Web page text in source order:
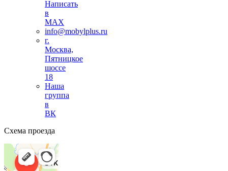
Написать
в
MAX
info@mobylplus.ru
г.
Москва,
Пятницкое
шоссе
18
Наша
группа
в
ВК
Схема проезда